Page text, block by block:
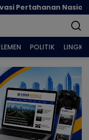
Nasional
POLITIK